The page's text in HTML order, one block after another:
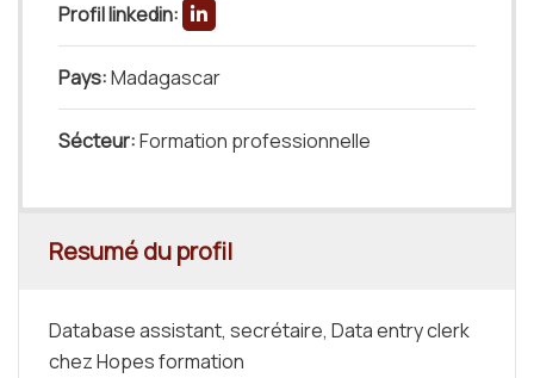
Profil linkedin:
Pays:Madagascar
Sécteur:Formation professionnelle
Resumé du profil
Database assistant, secrétaire, Data entry clerk
chez Hopes formation